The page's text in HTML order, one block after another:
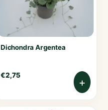
Dichondra Argentea
€2,75
+